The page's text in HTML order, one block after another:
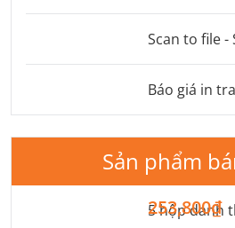
Scan to file -
Báo giá in
Sản phẩm
5 hộp danh
253,800₫